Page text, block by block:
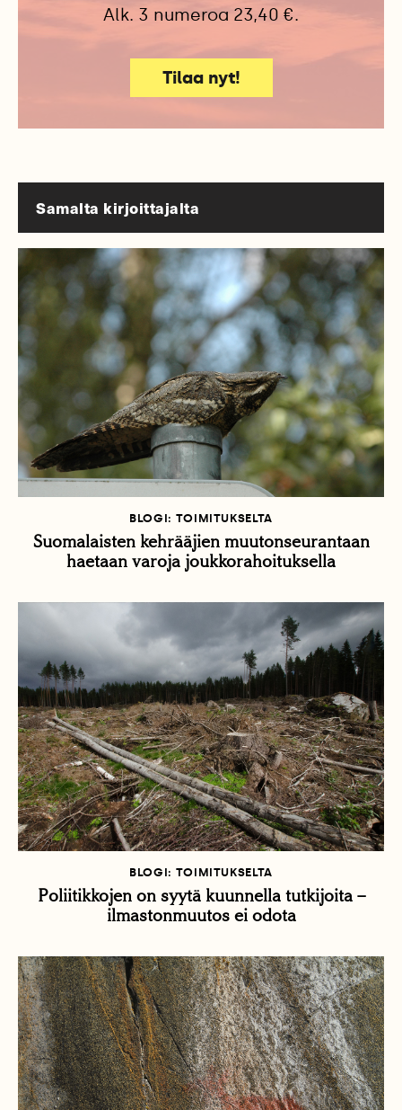
Alk. 3 numeroa 23,40 €.
Tilaa nyt!
Samalta kirjoittajalta
BLOGI: TOIMITUKSELTA
Suomalaisten kehrääjien muutonseurantaan
haetaan varoja joukkorahoituksella
BLOGI: TOIMITUKSELTA
Poliitikkojen on syytä kuunnella tutkijoita –
ilmastonmuutos ei odota